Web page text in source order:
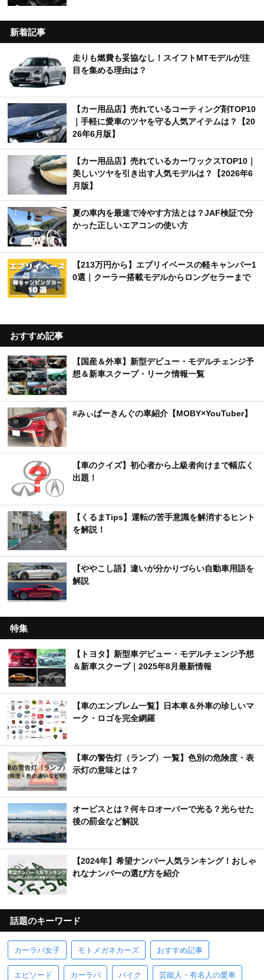
新着記事
走りも燃費も妥協なし！スイフトMTモデルが注
目を集める理由は？
【カー用品店】売れているコーティング剤TOP10
｜手軽に愛車のツヤを守る人気アイテムは？【20
26年6月版】
【カー用品店】売れているカーワックスTOP10｜
美しいツヤを引き出す人気モデルは？【2026年6
月版】
夏の車内を最速で冷やす方法とは？JAF検証で分
かった正しいエアコンの使い方
【213万円から】エブリイベースの軽キャンパー1
0選｜クーラー搭載モデルからロングセラーまで
おすすめ記事
【国産＆外車】新型デビュー・モデルチェンジ予
想＆新車スクープ・リーク情報一覧
#みぃぱーきんぐの車紹介【MOBY×YouTuber】
【車のクイズ】初心者から上級者向けまで幅広く
出題！
【くるまTips】運転の苦手意識を解消するヒント
を解説！
【ややこし語】違いが分かりづらい自動車用語を
解説
特集
【トヨタ】新型車デビュー・モデルチェンジ予想
＆新車スクープ｜2025年8月最新情報
【車のエンブレム一覧】日本車＆外車の珍しいマ
ーク・ロゴを完全網羅
【車の警告灯（ランプ）一覧】色別の危険度・表
示灯の意味とは？
オービスとは？何キロオーバーで光る？光らせた
後の罰金など解説
【2024年】希望ナンバー人気ランキング！おしゃ
れなナンバーの選び方を紹介
話題のキーワード
カーラバ女子 モトメガネカーズ おすすめ記事
エピソード カーラバ バイク 芸能人・有名人の愛車